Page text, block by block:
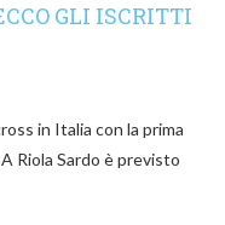
GLI ISCRITTI
in Italia con la prima
Riola Sardo è previsto